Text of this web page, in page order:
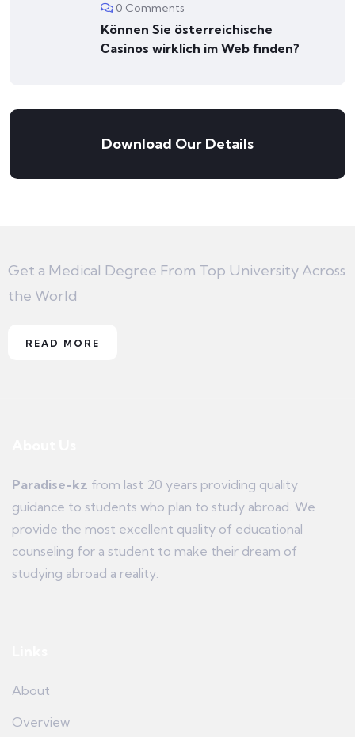
0 Comments
Können Sie österreichische
Сasinos wirklich im Web finden?
Download Our Details
Get a Medical Degree From Top University Across
the World
READ MORE
Paradise-kz from last 20 years providing quality
guidance to students who plan to study abroad. We
provide the most excellent quality of educational
counseling for a student to make their dream of
studying abroad a reality.
About
Overview